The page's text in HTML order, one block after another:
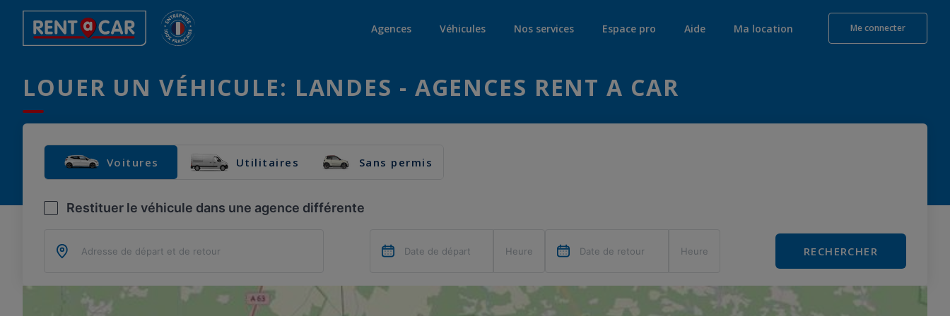
Agences Véhicules Nos services Espace pro Aide Ma location Me connecter
LOUER UN VÉHICULE: LANDES - AGENCES RENT A CAR
Voitures Utilitaires Sans permis
Restituer le véhicule dans une agence différente
RECHERCHER